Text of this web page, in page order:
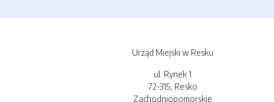
Urząd Miejski w Resku
ul. Rynek 1
72-315, Resko
Zachodniopomorskie